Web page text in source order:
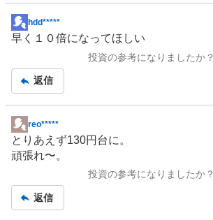
掲
示
事
hdd*****
早く１０倍になってほしい
投資の参考になりましたか？
返信
掲
示
板
reo*****
とりあえず130円台に。
頑張れ〜。
投資の参考になりましたか？
返信